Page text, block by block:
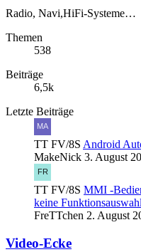
Radio, Navi,HiFi-Systeme…
Themen
538
Beiträge
6,5k
Letzte Beiträge
TT FV/8S Android
MakeNick 3. August
TT FV/8S MMI -
keine
FreTTchen 2. August
Video-Ecke